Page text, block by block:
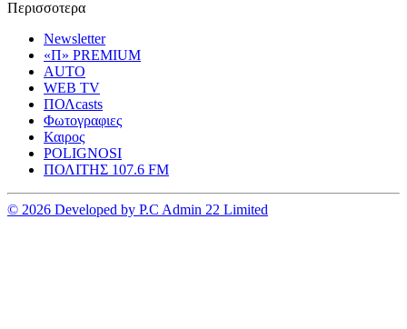
Περισσοτερα
Newsletter
«Π» PREMIUM
AUTO
WEB TV
ΠΟΛcasts
Φωτογραφιες
Καιρος
POLIGNOSI
ΠΟΛΙΤΗΣ 107.6 FM
© 2026 Developed by P.C Admin 22 Limited